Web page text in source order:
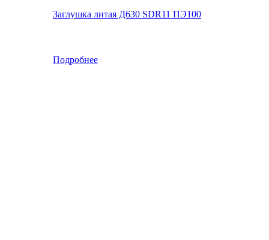
Заглушка литая Д630 SDR11 ПЭ100
Подробнее